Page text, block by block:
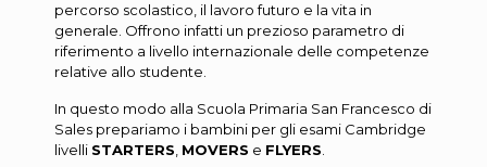
percorso scolastico, il lavoro futuro e la vita in
generale. Offrono infatti un prezioso parametro di
riferimento a livello internazionale delle competenze
relative allo studente.
In questo modo alla Scuola Primaria San Francesco di
Sales prepariamo i bambini per gli esami Cambridge
livelli STARTERS MOVERS e FLYERS